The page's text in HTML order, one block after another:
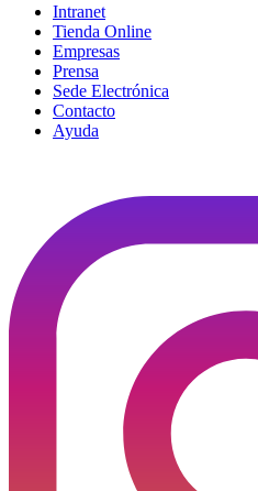
Intranet
Tienda Online
Empresas
Prensa
Sede Electrónica
Contacto
Ayuda